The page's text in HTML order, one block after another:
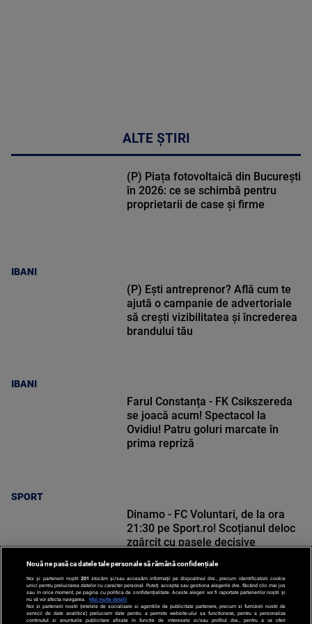
ALTE ȘTIRI
IBANI
(P) Piața fotovoltaică din București
în 2026: ce se schimbă pentru
proprietarii de case și firme
IBANI
(P) Ești antreprenor? Află cum te
ajută o campanie de advertoriale
să crești vizibilitatea și încrederea
brandului tău
SPORT
Farul Constanța - FK Csikszereda
se joacă acum! Spectacol la
Ovidiu! Patru goluri marcate în
prima repriză
SPORT
Dinamo - FC Voluntari, de la ora
21:30 pe Sport.ro! Scoțianul deloc
zgârcit cu pasele decisive
Nouă ne pasă ca datele tale personale să rămână confidențiale
Noi și partenerii noștri 201 stocăm și/sau accesăm informații pe dispozitivul dvs., precum identificatorii cookie
unici pentru prelucrarea datelor cu caracter personal. Puteți accepta sau gestiona alegerile dvs. făcând clic mai jos
sau în orice moment, pe pagina cu politica de confidențialitate. Aceste alegeri vor fi raportate partenerilor noștri și
nu vă vor afecta navigarea.
Mai multe detalii
Noi si partenerii nostri (retelele de socializare si agentiile de publicitate partenere, precum si furnizorii nostri de
servicii de date analitice) prelucram date pentru a permite website-ului sa functioneze, pentru a personaliza
continutul si anunturile publicitare afisate in functie de interesele si/sau profilul dvs., pentru a va oferi